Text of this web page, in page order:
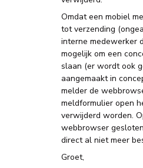
Omdat een mobiel
tot verzending
interne medewerker
mogelijk om een
slaan (er wordt ook
aangemaakt in
melder de
meldformulier open
verwijderd worden.
webbrowser
direct al niet meer
Groet,